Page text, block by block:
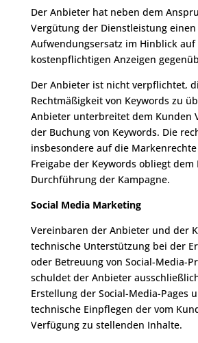
Der Anbieter hat neben dem
Vergütung der Dienstleistung
Aufwendungsersatz im Hinblick auf
kostenpflichtigen Anzeigen
Der Anbieter ist nicht verpflichtet,
Rechtmäßigkeit von Keywords zu
Anbieter unterbreitet dem Kunden
der Buchung von Keywords. Die
insbesondere auf die
Freigabe der Keywords obliegt dem
Durchführung der Kampagne.
Social Media Marketing
Vereinbaren der Anbieter und der
technische Unterstützung bei der
oder Betreuung von Social-Media-
schuldet der Anbieter
Erstellung der Social-Media-Pages
technische Einpflegen der vom
Verfügung zu stellenden Inhalte.